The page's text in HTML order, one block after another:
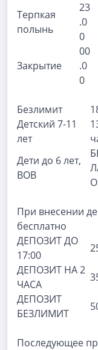
Терпкая
полынь
23
.0
0
Закрытие
00
.0
0
Безлимит
Детский 7-11
лет
Дети до 6 лет,
ВОВ
О
При внесении
бесплатно
ДЕПОЗИТ ДО
17:00
ДЕПОЗИТ НА 2
ЧАСА
ДЕПОЗИТ
БЕЗЛИМИТ
Последующее